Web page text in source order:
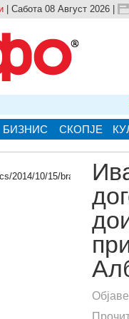
| Сабота 08 Август 2026 |
БИЗНИС СКОПЈЕ